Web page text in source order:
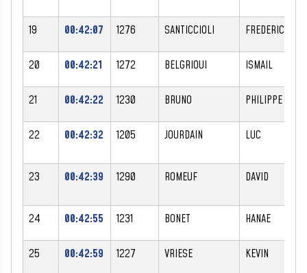
19 00:42:07 1276 SANTICCIOLI FREDERIC
20 00:42:21 1272 BELGRIOUI ISMAIL
21 00:42:22 1230 BRUNO PHILIPPE
22 00:42:32 1205 JOURDAIN LUC
23 00:42:39 1290 ROMEUF DAVID
24 00:42:55 1231 BONET HANAE
25 00:42:59 1227 VRIESE KEVIN